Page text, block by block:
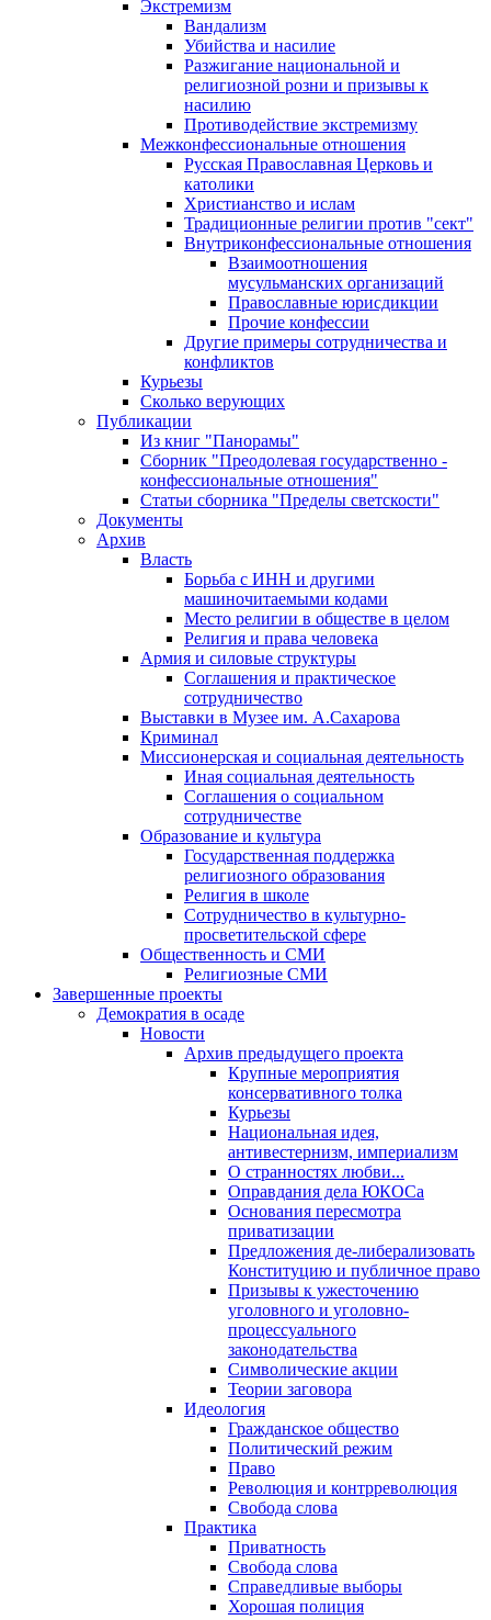
Экстремизм
Вандализм
Убийства и насилие
Разжигание национальной и
религиозной розни и призывы к
насилию
Противодействие экстремизму
Межконфессиональные отношения
Русская Православная Церковь и
католики
Христианство и ислам
Традиционные религии против "сект"
Внутриконфессиональные отношения
Взаимоотношения
мусульманских организаций
Православные юрисдикции
Прочие конфессии
Другие примеры сотрудничества и
конфликтов
Курьезы
Сколько верующих
Публикации
Из книг "Панорамы"
Сборник "Преодолевая государственно -
конфессиональные отношения"
Статьи сборника "Пределы светскости"
Документы
Архив
Власть
Борьба с ИНН и другими
машиночитаемыми кодами
Место религии в обществе в целом
Религия и права человека
Армия и силовые структуры
Соглашения и практическое
сотрудничество
Выставки в Музее им. А.Сахарова
Криминал
Миссионерская и социальная деятельность
Иная социальная деятельность
Соглашения о социальном
сотрудничестве
Образование и культура
Государственная поддержка
религиозного образования
Религия в школе
Сотрудничество в культурно-
просветительской сфере
Общественность и СМИ
Религиозные СМИ
Завершенные проекты
Демократия в осаде
Новости
Архив предыдущего проекта
Крупные мероприятия
консервативного толка
Курьезы
Национальная идея,
антивестернизм, империализм
О странностях любви...
Оправдания дела ЮКОСа
Основания пересмотра
приватизации
Предложения де-либерализовать
Конституцию и публичное право
Призывы к ужесточению
уголовного и уголовно-
процессуального
законодательства
Символические акции
Теории заговора
Идеология
Гражданское общество
Политический режим
Право
Революция и контрреволюция
Свобода слова
Практика
Приватность
Свобода слова
Справедливые выборы
Хорошая полиция